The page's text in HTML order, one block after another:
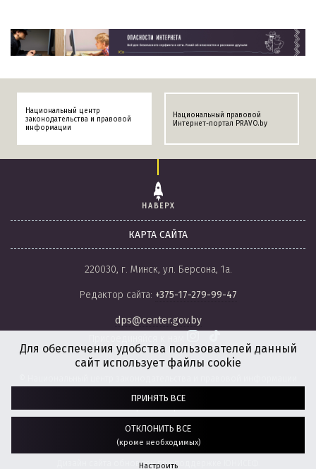
Национальный центр
законодательства и правовой
информации
Национальный правовой
Интернет-портал PRAVO.by
НАВЕРХ
КАРТА САЙТА
220030, г. Минск, ул. Берсона, 1а.
Редактор сайта: +375-17-279-99-47
dps@center.gov.by
Республики Беларусь, 2008-2026.
Разработка сайта: агентство
“ГЕНШТАБ”
Дизайн сайта обновлен при поддержке ЮНИСЕФ.
Для обеспечения удобства пользователей данный
сайт использует файлы cookie
ПРИНЯТЬ ВСЕ
ОТКЛОНИТЬ ВСЕ
(кроме необходимых)
Настроить